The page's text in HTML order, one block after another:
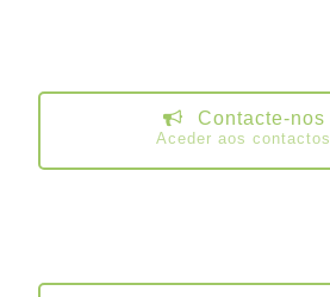
Contacte-nos
Aceder aos contactos